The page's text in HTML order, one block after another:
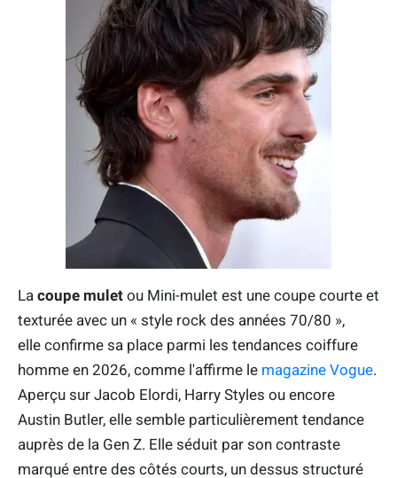
La coupe mulet ou Mini-mulet est une coupe courte et
texturée avec un « style rock des années 70/80 »,
elle confirme sa place parmi les tendances coiffure
homme en 2026, comme l'affirme le magazine Vogue.
Aperçu sur Jacob Elordi, Harry Styles ou encore
Austin Butler, elle semble particulièrement tendance
auprès de la Gen Z. Elle séduit par son contraste
marqué entre des côtés courts, un dessus structuré